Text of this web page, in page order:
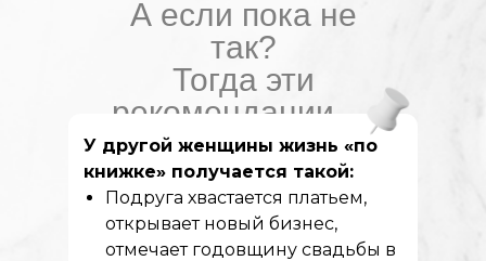
А если пока не
так?
Тогда эти
рекомендации —
САМООБМАН
У другой женщины жизнь «по
книжке» получается такой:
Подруга хвастается платьем,
открывает новый бизнес,
отмечает годовщину свадьбы в